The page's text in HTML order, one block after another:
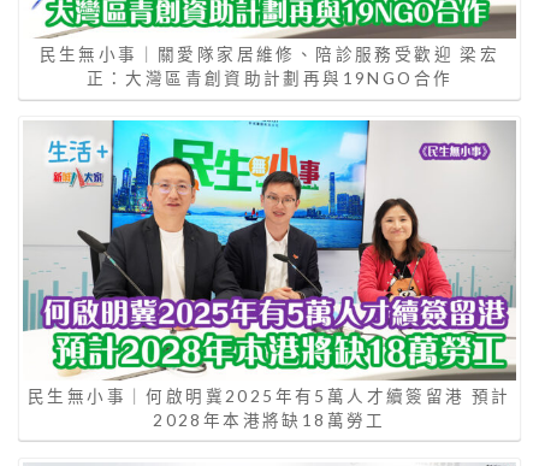
民生無小事｜關愛隊家居維修、陪診服務受歡迎 梁宏
正：大灣區青創資助計劃再與19NGO合作
民生無小事｜何啟明冀2025年有5萬人才續簽留港 預計
2028年本港將缺18萬勞工